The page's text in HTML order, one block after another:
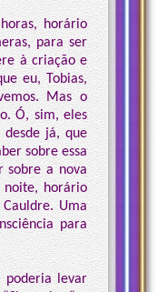
horário
para ser
à criação e
eu, Tobias,
Mas o
Ó, sim, eles
desde já, que
sobre essa
sobre a nova
noite, horário
Uma
para
poderia levar